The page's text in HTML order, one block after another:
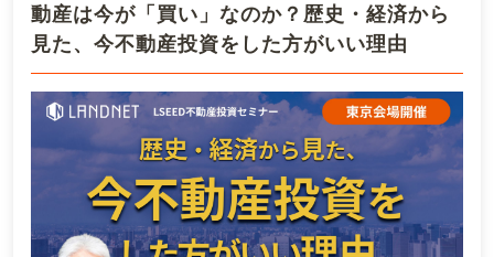
動産は今が「買い」なのか？歴史・経済から
見た、今不動産投資をした方がいい理由